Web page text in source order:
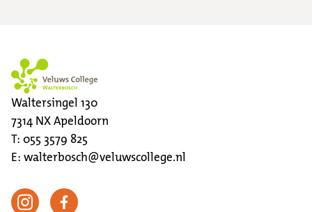
Waltersingel 130
7314 NXApeldoorn
T: 055 3579 825
E: walterbosch@veluwscollege.nl